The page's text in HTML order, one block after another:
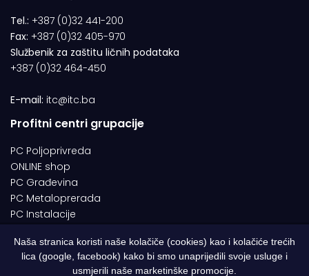
Tel.: +387 (0)32 441-200
Fax: +387 (0)32 405-970
Službenik za zaštitu ličnih podataka
+387 (0)32 464-450
E-mail: itc@itc.ba
Profitni centri grupacije
PC Poljoprivreda
ONLINE shop
PC Građevina
PC Metaloprerada
PC Instalacije
© 1994-2026 | ITC d.o.o. Zenica. Sva prava pridržana | Designed by
Naša stranica koristi naše kolačiče (cookies) kao i kolačiće trećih
lica (google, facebook) kako bi smo unaprijedili svoje usluge i
usmjerili naše marketinške promocije.